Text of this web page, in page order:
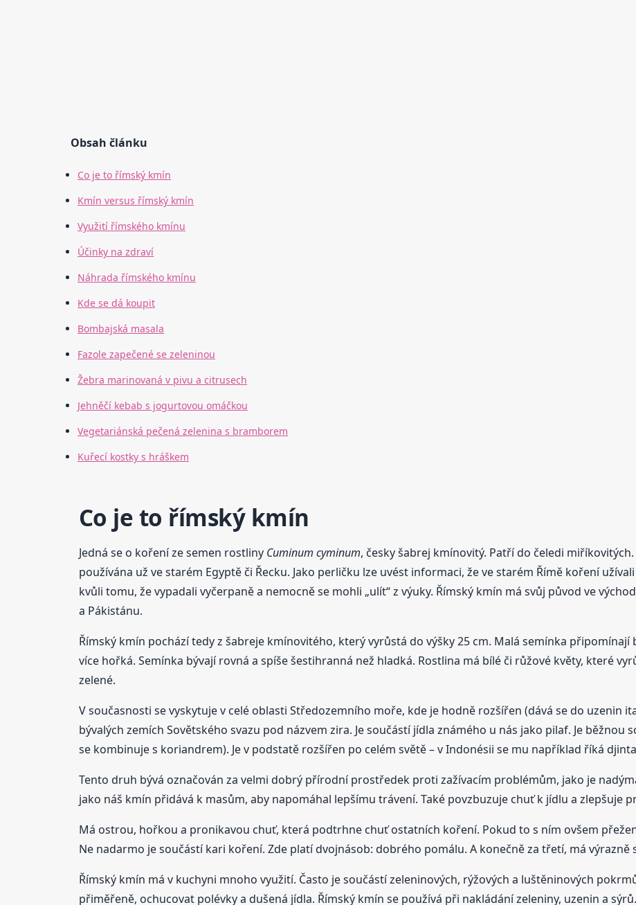
Obsah článku
Co je to římský kmín
Kmín versus římský kmín
Využití římského kmínu
Účinky na zdraví
Náhrada římského kmínu
Kde se dá koupit
Bombajská masala
Fazole zapečené se zeleninou
Žebra marinovaná v pivu a citrusech
Jehněčí kebab s jogurtovou omáčkou
Vegetariánská pečená zelenina s bramborem
Kuřecí kostky s hráškem
Co je to římský kmín
Jedná se o koření ze semen rostliny Cuminum cyminum, česky šabrej kmínovitý. Patří do čeledi
používána už ve starém Egyptě či Řecku. Jako perličku lze uvést informaci, že ve starém Římě koření
kvůli tomu, že vypadali vyčerpaně a nemocně se mohli „ulít“ z výuky. Římský kmín má svůj původ ve
a Pákistánu.
Římský kmín pochází tedy z šabreje kmínovitého, který vyrůstá do výšky 25 cm. Malá semínka připomínají
více hořká. Semínka bývají rovná a spíše šestihranná než hladká. Rostlina má bílé či růžové květy, které
zelené.
V současnosti se vyskytuje v celé oblasti Středozemního moře, kde je hodně rozšířen (dává se do uzenin
bývalých zemích Sovětského svazu pod názvem zira. Je součástí jídla známého u nás jako pilaf. Je běžnou
se kombinuje s koriandrem). Je v podstatě rozšířen po celém světě – v Indonésii se mu například říká
Tento druh bývá označován za velmi dobrý přírodní prostředek proti zažívacím problémům, jako je
jako náš kmín přidává k masům, aby napomáhal lepšímu trávení. Také povzbuzuje chuť k jídlu a zlepšuje
Má ostrou, hořkou a pronikavou chuť, která podtrhne chuť ostatních koření. Pokud to s ním ovšem
Ne nadarmo je součástí kari koření. Zde platí dvojnásob: dobrého pomálu. A konečně za třetí, má výrazně
Římský kmín má v kuchyni mnoho využití. Často je součástí zeleninových, rýžových a luštěninových
přiměřeně, ochucovat polévky a dušená jídla. Římský kmín se používá při nakládání zeleniny, uzenin a